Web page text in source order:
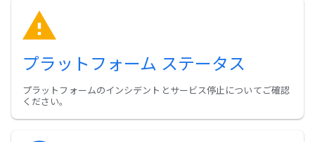
プラットフォーム ステータス
プラットフォームのインシデントとサービス停止についてご確認
ください。